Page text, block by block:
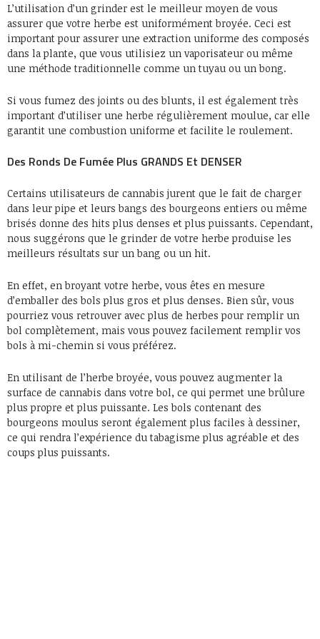
L’utilisation d’un grinder est le meilleur moyen de vous
assurer que votre herbe est uniformément broyée. Ceci est
important pour assurer une extraction uniforme des composés
dans la plante, que vous utilisiez un vaporisateur ou même
une méthode traditionnelle comme un tuyau ou un bong.
Si vous fumez des joints ou des blunts, il est également très
important d’utiliser une herbe régulièrement moulue, car elle
garantit une combustion uniforme et facilite le roulement.
Des Ronds De Fumée Plus GRANDS Et DENSER
Certains utilisateurs de cannabis jurent que le fait de charger
dans leur pipe et leurs bangs des bourgeons entiers ou même
brisés donne des hits plus denses et plus puissants. Cependant,
nous suggérons que le grinder de votre herbe produise les
meilleurs résultats sur un bang ou un hit.
En effet, en broyant votre herbe, vous êtes en mesure
d’emballer des bols plus gros et plus denses. Bien sûr, vous
pourriez vous retrouver avec plus de herbes pour remplir un
bol complètement, mais vous pouvez facilement remplir vos
bols à mi-chemin si vous préférez.
En utilisant de l’herbe broyée, vous pouvez augmenter la
surface de cannabis dans votre bol, ce qui permet une brûlure
plus propre et plus puissante. Les bols contenant des
bourgeons moulus seront également plus faciles à dessiner,
ce qui rendra l’expérience du tabagisme plus agréable et des
coups plus puissants.